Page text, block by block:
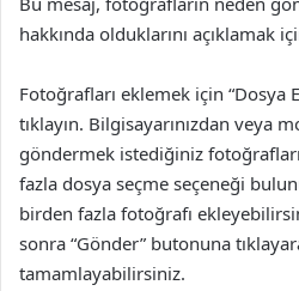
hakkında olduklarını açıklamak
Fotoğrafları eklemek için “Dosya
tıklayın. Bilgisayarınızdan veya
göndermek istediğiniz
fazla dosya seçme seçeneği
birden fazla fotoğrafı
sonra “Gönder” butonuna
tamamlayabilirsiniz.